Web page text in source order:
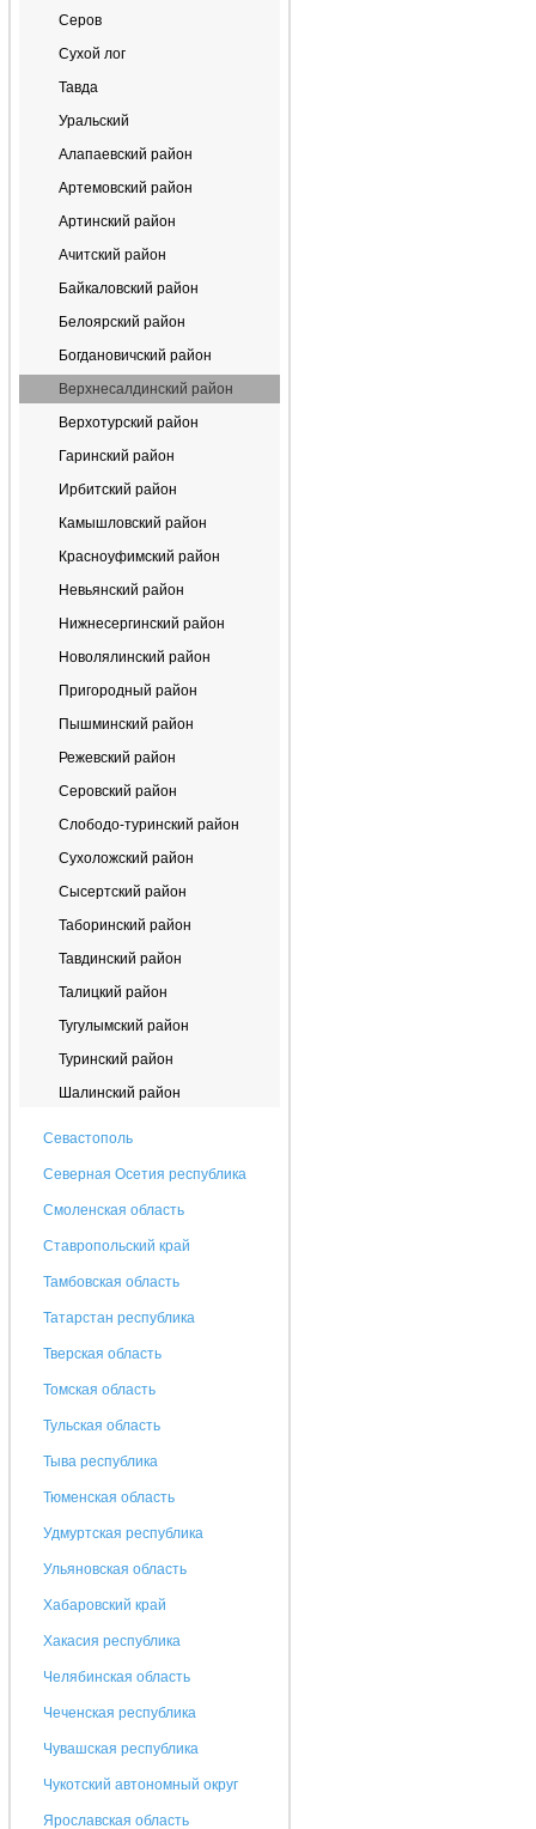
Серов
Сухой лог
Тавда
Уральский
Алапаевский район
Артемовский район
Артинский район
Ачитский район
Байкаловский район
Белоярский район
Богдановичский район
Верхнесалдинский район
Верхотурский район
Гаринский район
Ирбитский район
Камышловский район
Красноуфимский район
Невьянский район
Нижнесергинский район
Новолялинский район
Пригородный район
Пышминский район
Режевский район
Серовский район
Слободо-туринский район
Сухоложский район
Сысертский район
Таборинский район
Тавдинский район
Талицкий район
Тугулымский район
Туринский район
Шалинский район
Севастополь
Северная Осетия республика
Смоленская область
Ставропольский край
Тамбовская область
Татарстан республика
Тверская область
Томская область
Тульская область
Тыва республика
Тюменская область
Удмуртская республика
Ульяновская область
Хабаровский край
Хакасия республика
Челябинская область
Чеченская республика
Чувашская республика
Чукотский автономный округ
Ярославская область